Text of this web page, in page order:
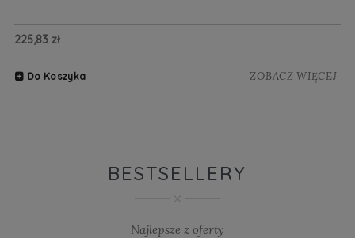
225,83 zł
Do Koszyka ZOBACZ WIĘCEJ
BESTSELLERY
Najlepsze z oferty